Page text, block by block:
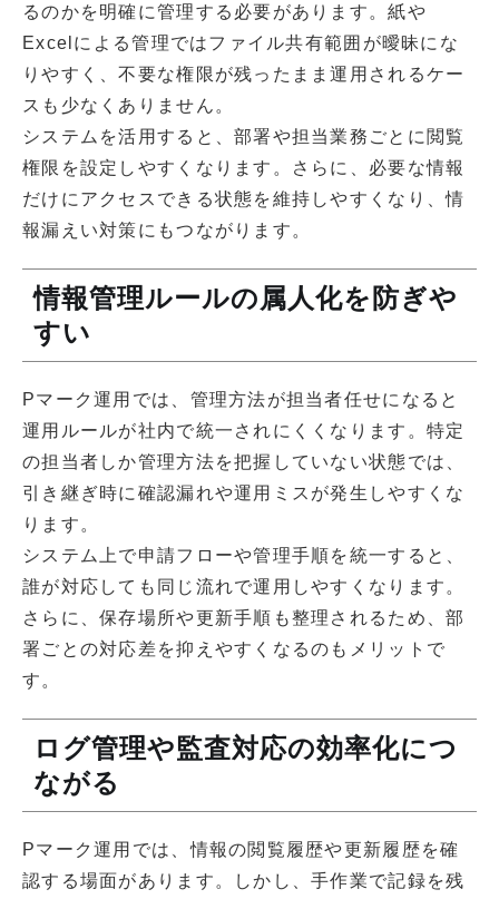
るのかを明確に管理する必要があります。紙や
Excelによる管理ではファイル共有範囲が曖昧にな
りやすく、不要な権限が残ったまま運用されるケー
スも少なくありません。
システムを活用すると、部署や担当業務ごとに閲覧
権限を設定しやすくなります。さらに、必要な情報
だけにアクセスできる状態を維持しやすくなり、情
報漏えい対策にもつながります。
情報管理ルールの属人化を防ぎや
すい
Pマーク運用では、管理方法が担当者任せになると
運用ルールが社内で統一されにくくなります。特定
の担当者しか管理方法を把握していない状態では、
引き継ぎ時に確認漏れや運用ミスが発生しやすくな
ります。
システム上で申請フローや管理手順を統一すると、
誰が対応しても同じ流れで運用しやすくなります。
さらに、保存場所や更新手順も整理されるため、部
署ごとの対応差を抑えやすくなるのもメリットで
す。
ログ管理や監査対応の効率化につ
ながる
Pマーク運用では、情報の閲覧履歴や更新履歴を確
認する場面があります。しかし、手作業で記録を残